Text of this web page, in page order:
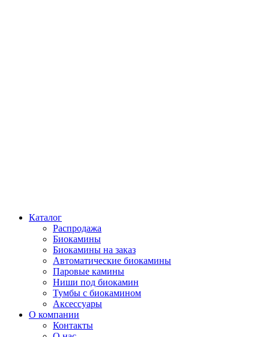
Каталог
Распродажа
Биокамины
Биокамины на заказ
Автоматические биокамины
Паровые камины
Ниши под биокамин
Тумбы с биокамином
Аксессуары
О компании
Контакты